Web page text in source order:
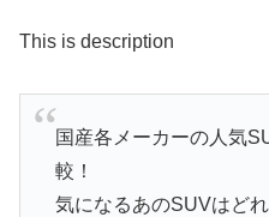
This is description
国産各メーカーの人気
較！
気になるあのSUVはど